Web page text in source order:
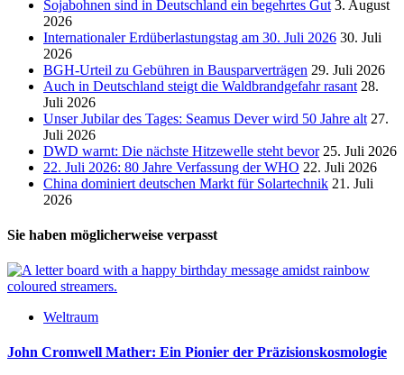
Sojabohnen sind in Deutschland ein begehrtes Gut 3. August
2026
Internationaler Erdüberlastungstag am 30. Juli 2026 30. Juli
2026
BGH-Urteil zu Gebühren in Bausparverträgen 29. Juli 2026
Auch in Deutschland steigt die Waldbrandgefahr rasant 28.
Juli 2026
Unser Jubilar des Tages: Seamus Dever wird 50 Jahre alt 27.
Juli 2026
DWD warnt: Die nächste Hitzewelle steht bevor 25. Juli 2026
22. Juli 2026: 80 Jahre Verfassung der WHO 22. Juli 2026
China dominiert deutschen Markt für Solartechnik 21. Juli
2026
Sie haben möglicherweise verpasst
Weltraum
John Cromwell Mather: Ein Pionier der Präzisionskosmologie